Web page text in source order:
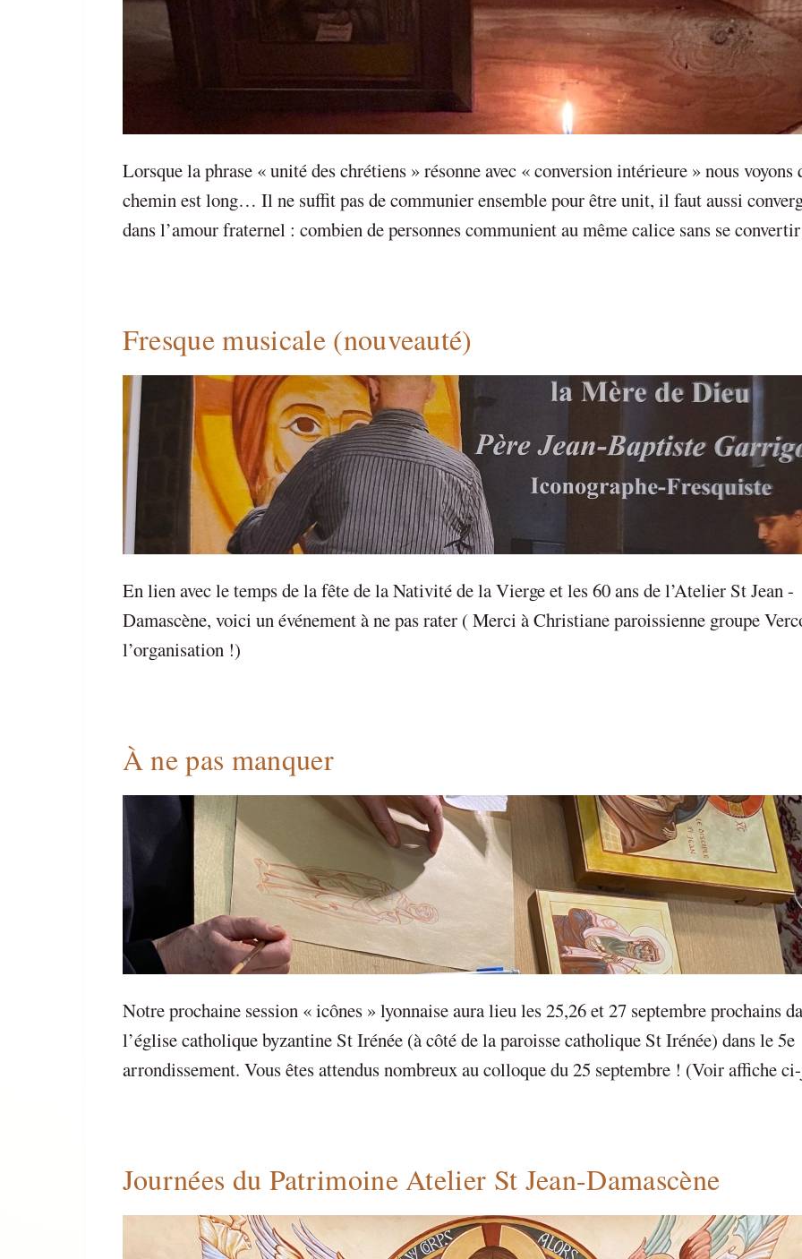
Lorsque la phrase « unité des chrétiens » résonne avec « conversion intérieure » nous voyons
chemin est long… Il ne suffit pas de communier ensemble pour être unit, il faut aussi
dans l’amour fraternel : combien de personnes communient au même calice sans se
Fresque musicale (nouveauté)
En lien avec le temps de la fête de la Nativité de la Vierge et les 60 ans de l’Atelier St Jean -
Damascène, voici un événement à ne pas rater ( Merci à Christiane paroissienne groupe
l’organisation !)
À ne pas manquer
Notre prochaine session « icônes » lyonnaise aura lieu les 25,26 et 27 septembre prochains
l’église catholique byzantine St Irénée (à côté de la paroisse catholique St Irénée) dans le 5e
arrondissement. Vous êtes attendus nombreux au colloque du 25 septembre ! (Voir affiche
Journées du Patrimoine Atelier St Jean-Damascène